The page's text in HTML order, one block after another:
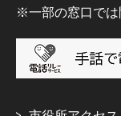
※一部の窓口では